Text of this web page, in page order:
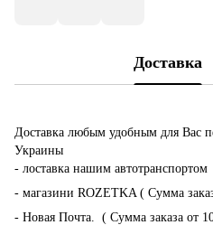
Доставка
Доставка любым удобным для Вас
Украины
- лоставка нашим
- магазини ROZETKA ( Сумма
- Новая Почта. ( Сумма заказа от